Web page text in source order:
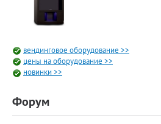
вендинговое оборудование >>
цены на оборудование >>
новинки >>
Форум